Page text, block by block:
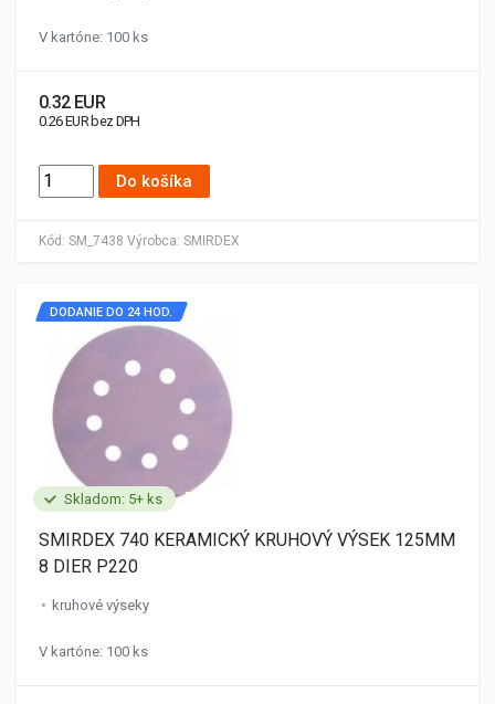
Kód: SM_7438 Výrobca: SMIRDEX
V kartóne: 100 ks
0.32 EUR
0.26 EUR bez DPH
Do košíka
Skladom: 5+ ks
DODANIE DO 24 HOD.
SMIRDEX 740 KERAMICKÝ KRUHOVÝ VÝSEK 125MM
8 DIER P220
kruhové výseky
V kartóne: 100 ks